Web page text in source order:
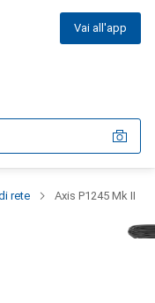
Vai all'app
rete Axis P1245 Mk II